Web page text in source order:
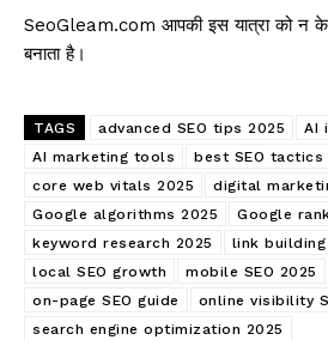
SeoGleam.com आपकी इस यात्रा को न
बनाता है।
TAGS advanced SEO tips 2025
AI
AI marketing tools
best SEO tactics
core web vitals 2025
digital
Google algorithms 2025
Google
keyword research 2025
link
local SEO growth
mobile SEO 2025
on-page SEO guide
online visibility
search engine optimization 2025